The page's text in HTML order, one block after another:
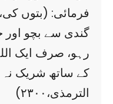
فرمائی: (بتوں
گندی سے بچو اور
رہو، صرف ایک
کے ساتھ شریک نہ
الترمذی،۲۳۰۰)